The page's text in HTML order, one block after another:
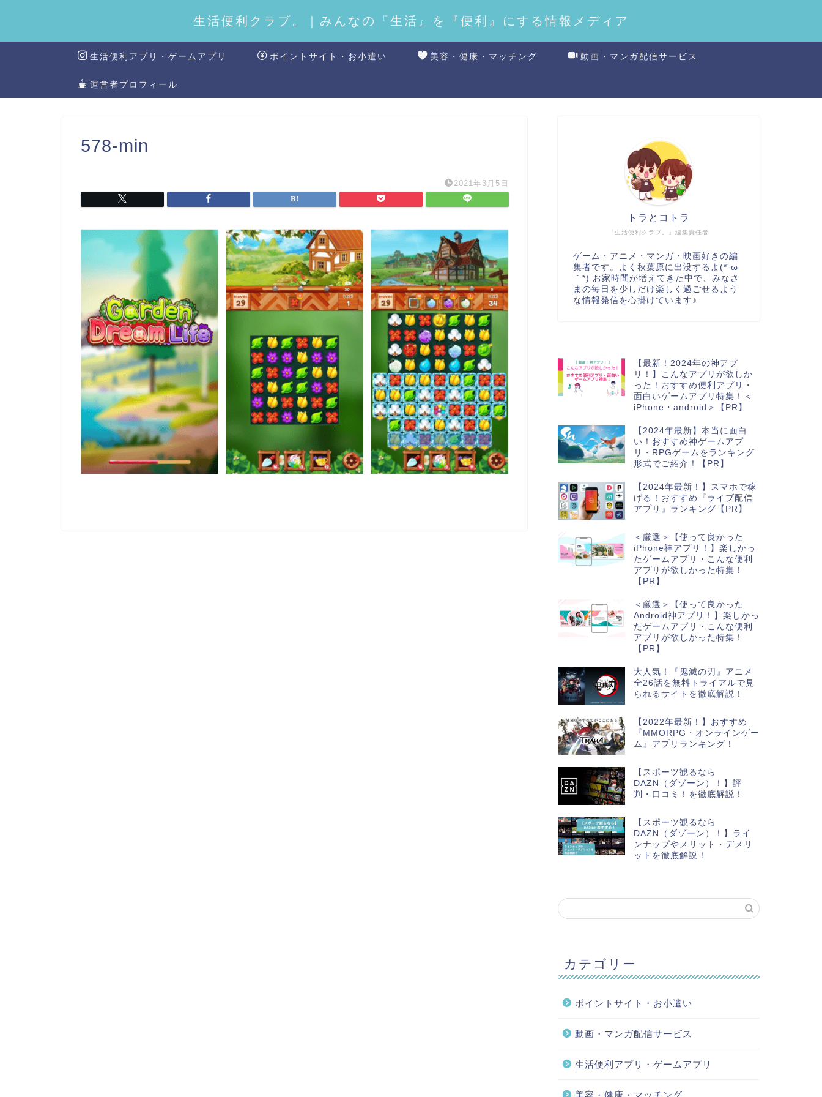
生活便利クラブ。｜みんなの『生活』を『便利』にする情報メディア
生活便利アプリ・ゲームアプリ ポイントサイト・お小遣い 美容・健康・マッチング 動画・マンガ配信サービス
運営者プロフィール
578-min
2021年3月5日
『生活便利クラブ。』編集責任者
トラとコトラ
ゲーム・アニメ・マンガ・映画好きの編
集者です。よく秋葉原に出没するよ(*´ω
｀*) お家時間が増えてきた中で、みなさ
まの毎日を少しだけ楽しく過ごせるよう
な情報発信を心掛けています♪
【最新！2024年の神アプ
リ！】こんなアプリが欲しか
った！おすすめ便利アプリ・
面白いゲームアプリ特集！＜
iPhone・android＞【PR】
【2024年最新】本当に面白
い！おすすめ神ゲームアプ
リ・RPGゲームをランキング
形式でご紹介！【PR】
【2024年最新！】スマホで稼
げる！おすすめ『ライブ配信
アプリ』ランキング【PR】
＜厳選＞【使って良かった
iPhone神アプリ！】楽しかっ
たゲームアプリ・こんな便利
アプリが欲しかった特集！
【PR】
＜厳選＞【使って良かった
Android神アプリ！】楽しかっ
たゲームアプリ・こんな便利
アプリが欲しかった特集！
【PR】
大人気！『鬼滅の刃』アニメ
全26話を無料トライアルで見
られるサイトを徹底解説！
【2022年最新！】おすすめ
『MMORPG・オンラインゲー
ム』アプリランキング！
【スポーツ観るなら
DAZN（ダゾーン）！】評
判・口コミ！を徹底解説！
【スポーツ観るなら
DAZN（ダゾーン）！】ライ
ンナップやメリット・デメリ
ットを徹底解説！
カテゴリー
ポイントサイト・お小遣い
動画・マンガ配信サービス
生活便利アプリ・ゲームアプリ
美容・健康・マッチング